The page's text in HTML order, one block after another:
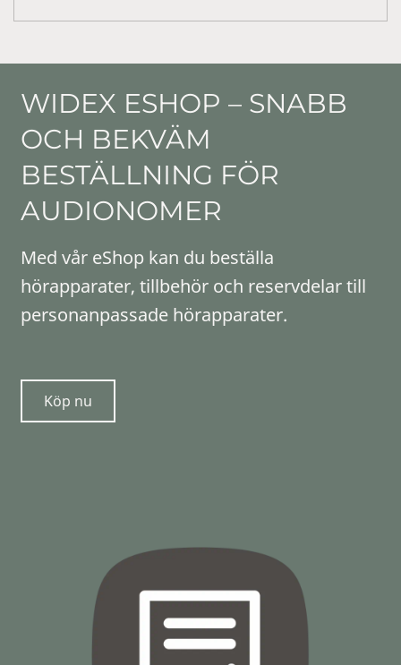
WIDEX ESHOP – SNABB
OCH BEKVÄM
BESTÄLLNING FÖR
AUDIONOMER
Med vår eShop kan du beställa
hörapparater, tillbehör och reservdelar till
personanpassade hörapparater.
Köp nu